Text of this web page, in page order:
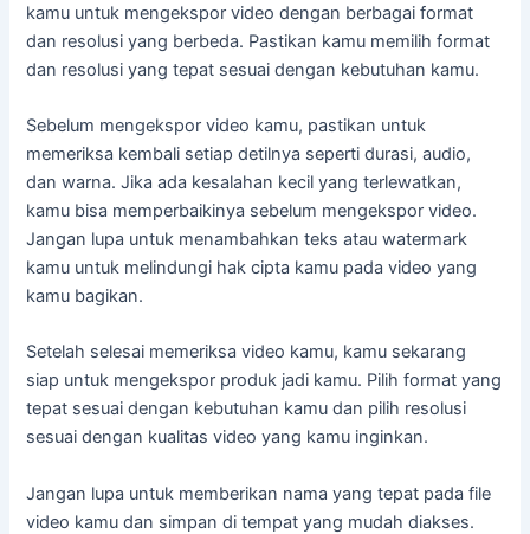
kamu untuk mengekspor video dengan berbagai format
dan resolusi yang berbeda. Pastikan kamu memilih format
dan resolusi yang tepat sesuai dengan kebutuhan kamu.
Sebelum mengekspor video kamu, pastikan untuk
memeriksa kembali setiap detilnya seperti durasi, audio,
dan warna. Jika ada kesalahan kecil yang terlewatkan,
kamu bisa memperbaikinya sebelum mengekspor video.
Jangan lupa untuk menambahkan teks atau watermark
kamu untuk melindungi hak cipta kamu pada video yang
kamu bagikan.
Setelah selesai memeriksa video kamu, kamu sekarang
siap untuk mengekspor produk jadi kamu. Pilih format yang
tepat sesuai dengan kebutuhan kamu dan pilih resolusi
sesuai dengan kualitas video yang kamu inginkan.
Jangan lupa untuk memberikan nama yang tepat pada file
video kamu dan simpan di tempat yang mudah diakses.